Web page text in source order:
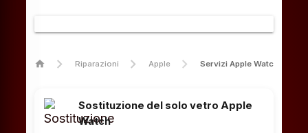
home Riparazioni Apple Servizi Apple Watch S7
Sostituzione del solo vetro Apple
Watch